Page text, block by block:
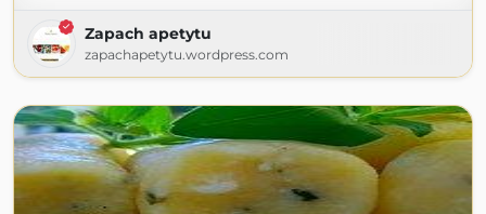
Zapach apetytu
zapachapetytu.wordpress.com